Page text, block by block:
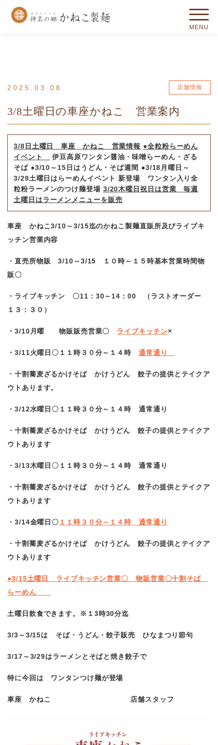
2025.03.08 店舗情報
3/8土曜日の車座かねこ 営業案内
3/8 日土曜日 車座 かねこ 営業情報 ●全粒粉らーめん
イベント
伊豆高原ワンタン醤油・味噌らーめん・ ざる
そば ●3/10～15日はうどん・そば週間 ●3/18月曜日～
3/29土曜日はらーめんイベント 新登場 ワンタン入り全
粒粉ラーメンのつけ麺登場 3/20木曜日祝日は営業毎週
土曜日はラーメンメニューを販売
車座 かねこ3/10 ～3/15迄のかねこ製麺直販所及びライブキ
ッチン営業内容
・直売所物販 3/10～3/15 １０時～１５時基本営業時間物
販〇
・ライブキッチン 〇11：30～14：00 （ラストオーダー
１３：３０）
・3/10月曜 物販販売営業〇 ライブキッチン×
・3/11火曜日〇１１時３０分～１４時 通常通り
・十割蕎麦ざるかけそば かけうどん 餃子の提供とテイクア
ウトあります。
・3/12水曜日〇１１時３０分～１４時 通常通り
・十割蕎麦ざるかけそば かけうどん 餃子の提供とテイクア
ウトあります
・3/13木曜日〇１１時３０分～１４時 通常通り
・十割蕎麦ざるかけそば かけうどん 餃子の提供とテイクア
ウトあります
・3/14金曜日〇 １１時３０分～１４時 通常通り
・十割蕎麦ざるかけそば かけうどん 餃子の提供とテイクア
ウトあります
●3/15土曜日 ライブキッチン営業〇 物販営業〇十割そば
らーめん
土曜日飲食できます。※１3時30分迄
3/3 ～3/15は そば・うどん・餃子販売 ひなまつり節句
3/17 ～3/29はラーメンとそばと焼き餃子で
特に今回は ワンタンつけ麺が登場
車座 かねこ 店舗スタッフ